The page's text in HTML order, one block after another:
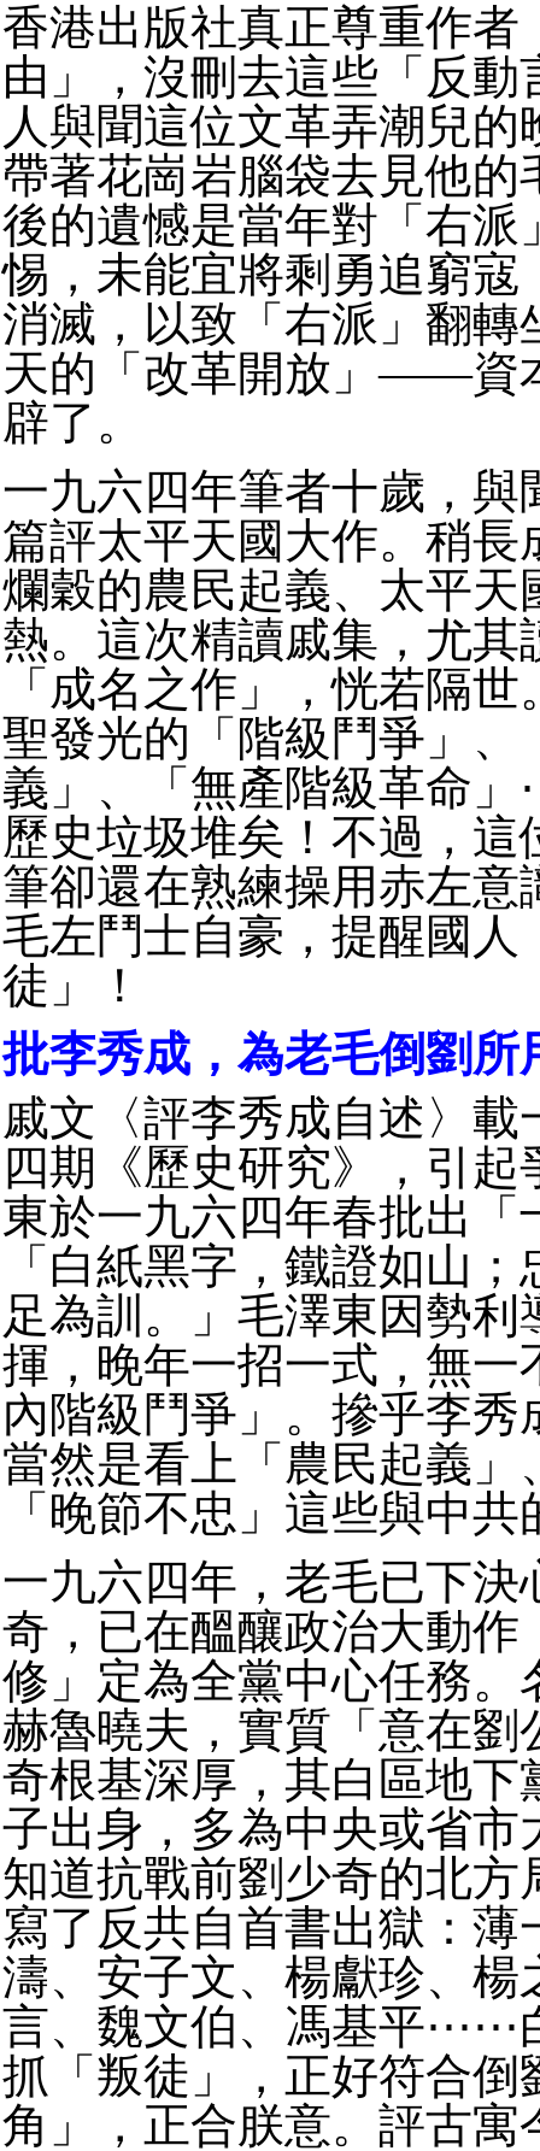
香港出版社真正尊重作者
由」，沒刪去這些「反動
人與聞這位文革弄潮兒
帶著花崗岩腦袋去見他的
後的遺憾是當年對「右派
惕，未能宜將剩勇追窮寇
消滅，以致「右派」翻轉
天的「改革開放」——資
辟了。
一九六四年筆者十歲，與
篇評太平天國大作。稍長
爛穀的農民起義、太平天
熱。這次精讀戚集，尤其
「成名之作」，恍若隔
聖發光的「階級鬥爭」、
義」、「無產階級革命
歷史垃圾堆矣！不過，這
筆卻還在熟練操用赤左意
毛左鬥士自豪，提醒國人
徒」！
批李秀成，為老毛倒劉所
戚文〈評李秀成自述〉載
四期《歷史研究》，引起
東於一九六四年春批出
「白紙黑字，鐵證如山
足為訓。」毛澤東因勢利
揮，晚年一招一式，無一
內階級鬥爭」。摻乎李秀
當然是看上「農民起義」
「晚節不忠」這些與中
一九六四年，老毛已下決
奇，已在醞釀政治大動作
修」定為全黨中心任務。
赫魯曉夫，實質「意在劉
奇根基深厚，其白區地下
子出身，多為中央或省市
知道抗戰前劉少奇的北方
寫了反共自首書出獄：薄
濤、安子文、楊獻珍、楊
言、魏文伯、馮基平⋯⋯
抓「叛徒」，正好符合倒
角」，正合朕意。評古寓